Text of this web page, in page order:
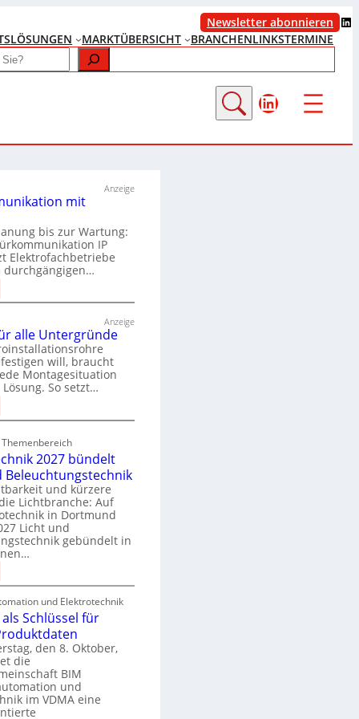
Newsletter abonnieren LinkedIn
LÖSUNGEN MARKTÜBERSICHT BRANCHENLINKSTERMINE
LinkedIn
Anzeige
mit
bis zur Wartung:
IP
Elektrofachbetriebe
durchgängigen…
Anzeige
alle Untergründe
will, braucht
Montagesituation
So setzt…
2027 bündelt
Beleuchtungstechnik
und kürzere
Lichtbranche: Auf
in Dortmund
Licht und
gebündelt in
und Elektrotechnik
als Schlüssel für
den 8. Oktober,
die
BIM
und
im VDMA eine